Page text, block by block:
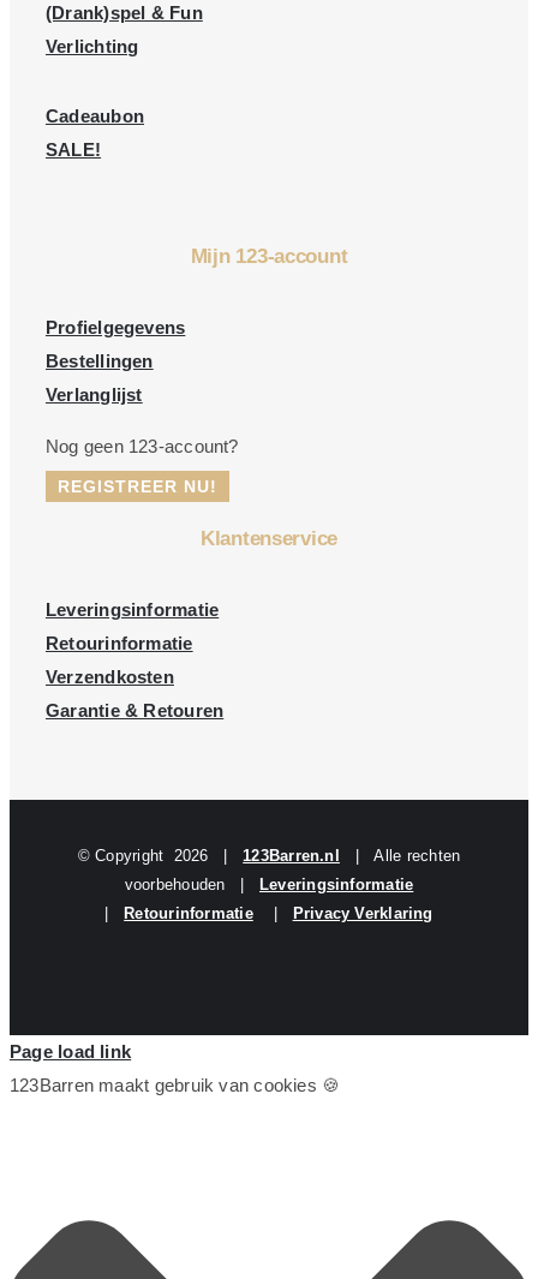
(Drank)spel & Fun
Verlichting
Cadeaubon
SALE!
Mijn 123-account
Profielgegevens
Bestellingen
Verlanglijst
Nog geen 123-account?
REGISTREER NU!
Klantenservice
Leveringsinformatie
Retourinformatie
Verzendkosten
Garantie & Retouren
© Copyright 2026 |123Barren.nl
| Alle rechten
voorbehouden |
Leveringsinformatie
Retourinformatie| Privacy Verklaring
Page load link
123Barren maakt gebruik van cookies 🍪